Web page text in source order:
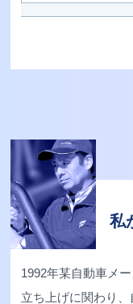
私
1992年某自動車メ
立ち上げに関わり